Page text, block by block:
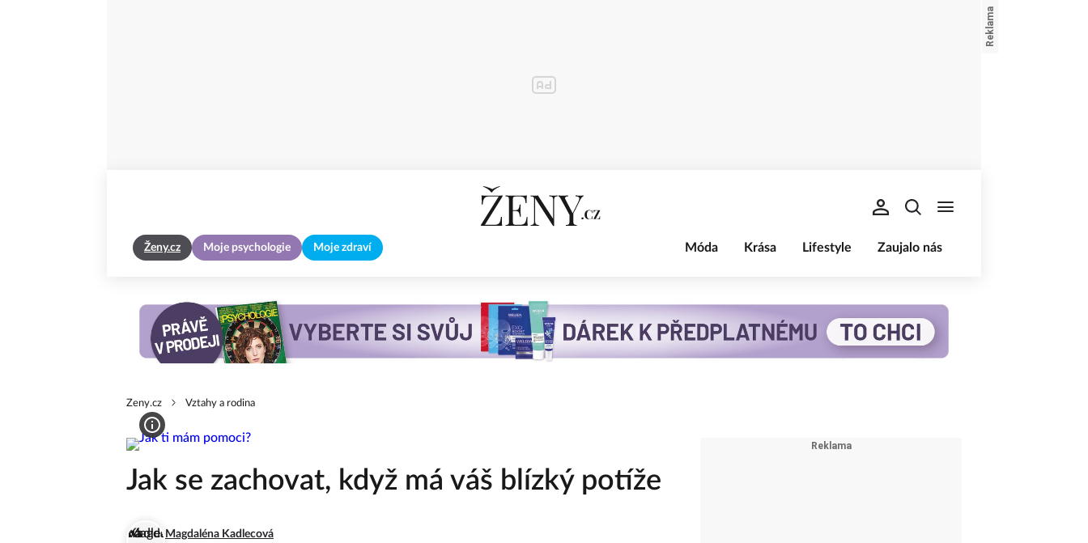
Ženy.cz Moje psychologie Moje zdraví Móda Krása Lifestyle Zaujalo nás
Zeny.cz Vztahy a rodina
Jak se zachovat, když má váš blízký potíže
Magdaléna Kadlecová